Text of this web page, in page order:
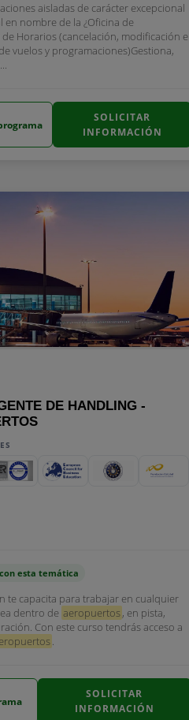
aisladas de carácter excepcional
en nombre de la ¿Oficina de
Horarios (cancelación, modificación e
vuelos y programaciones)Gestiona,
SOLICITAR
INFORMACIÓN
DE HANDLING -
esta temática
te capacita para trabajar en cualquier
dentro de aeropuertos, en pista,
Con este curso tendrás acceso a
.
SOLICITAR
INFORMACIÓN